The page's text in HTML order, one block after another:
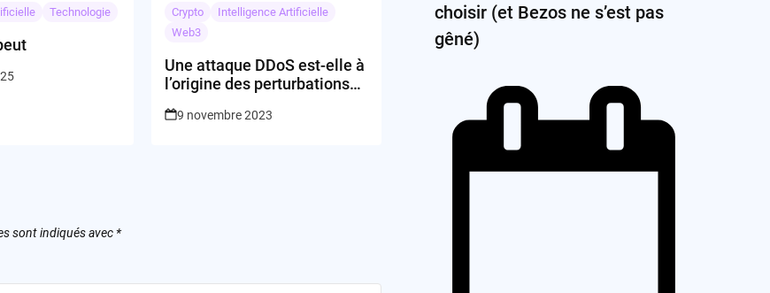
Technologie Crypto
Intelligence Artificielle
Web3
Une attaque DDoS est-elle à
l’origine des perturbations
9 novembre 2023
sont indiqués avec *
choisir (et Bezos ne s’est pas
gêné)